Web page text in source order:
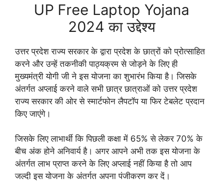
UP Free Laptop Yojana
2024 का उद्देश्य
उत्तर प्रदेश राज्य सरकार के द्वारा प्रदेश के छात्रों को प्रोत्साहित
करने और उन्हें तकनीकी पाठ्यक्रम से जोड़ने के लिए ही
मुख्यमंत्री योगी जी ने इस योजना का शुभारंभ किया है। जिसके
अंतर्गत अप्लाई करने वाले सभी छात्र छात्राओं को उत्तर प्रदेश
राज्य सरकार की ओर से स्मार्टफोन लैपटॉप या फिर टेबलेट प्रदान
किए जाएंगे।
जिसके लिए लाभार्थी कि पिछली कक्षा में 65% से लेकर 70% के
बीच अंक होने अनिवार्य है। अगर आपने अभी तक इस योजना के
अंतर्गत लाभ प्राप्त करने के लिए अप्लाई नहीं किया है तो आप
जल्दी इस योजना के अंतर्गत अपना पंजीकरण कर दें।